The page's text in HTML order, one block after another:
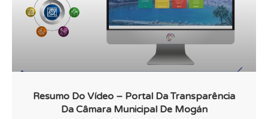
Resumo Do Vídeo – Portal Da Transparência
Da Câmara Municipal De Mogán